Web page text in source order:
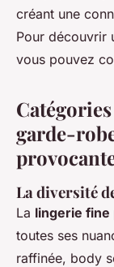
créant une
Pour découvrir
vous pouvez
garde-
La diversité
La lingerie fine
toutes ses
raffinée, body